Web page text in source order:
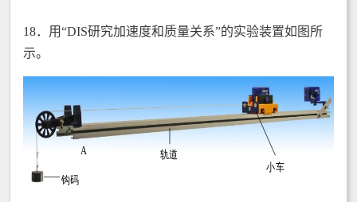
18．用“DIS研究加速度和质量关系”的实验装置如图所
示。